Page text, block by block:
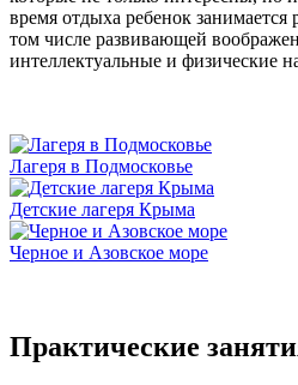
время отдыха ребенок занимается
том числе развивающей
интеллектуальные и физические
Лагеря в Подмосковье
Детские лагеря Крыма
Черное и Азовское море
Практические